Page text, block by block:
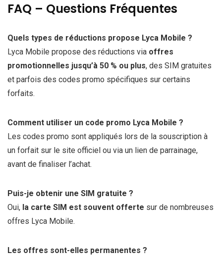
FAQ – Questions Fréquentes
Quels types de réductions propose Lyca Mobile ?
Lyca Mobile propose des réductions via offres
promotionnelles jusqu’à 50 % ou plus, des SIM gratuites
et parfois des codes promo spécifiques sur certains
forfaits.
Comment utiliser un code promo Lyca Mobile ?
Les codes promo sont appliqués lors de la souscription à
un forfait sur le site officiel ou via un lien de parrainage,
avant de finaliser l’achat.
Puis-je obtenir une SIM gratuite ?
Oui, la carte SIM est souvent offerte sur de nombreuses
offres Lyca Mobile.
Les offres sont-elles permanentes ?